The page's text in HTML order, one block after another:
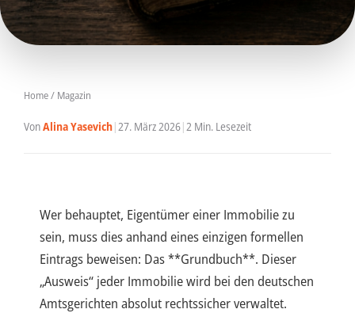
Home/ Magazin
VonAlina Yasevich|27. März 2026|2 Min. Lesezeit
Wer behauptet, Eigentümer einer Immobilie zu
sein, muss dies anhand eines einzigen formellen
Eintrags beweisen: Das **Grundbuch**. Dieser
„Ausweis“ jeder Immobilie wird bei den deutschen
Amtsgerichten absolut rechtssicher verwaltet.